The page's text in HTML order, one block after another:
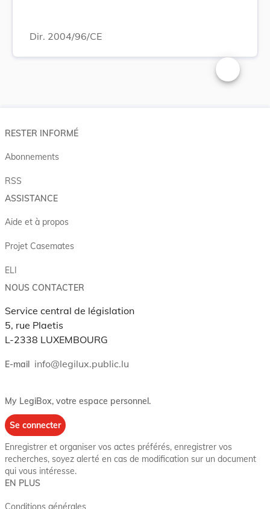
Dir. 2004/96/CE
Changer la
RESTER INFORMÉ
Abonnements
RSS
ASSISTANCE
Aide et à propos
Projet Casemates
ELI
NOUS CONTACTER
Service central de législation
5, rue Plaetis
L-2338 LUXEMBOURG
E-mail info@legilux.public.lu
My LegiBox, votre espace personnel.
Se connecter
Enregistrer et organiser vos actes préférés, enregistrer vos
recherches, soyez alerté en cas de modification sur un document
qui vous intéresse.
EN PLUS
Conditions générales